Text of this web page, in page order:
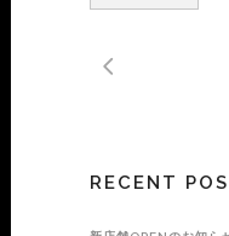
RECENT